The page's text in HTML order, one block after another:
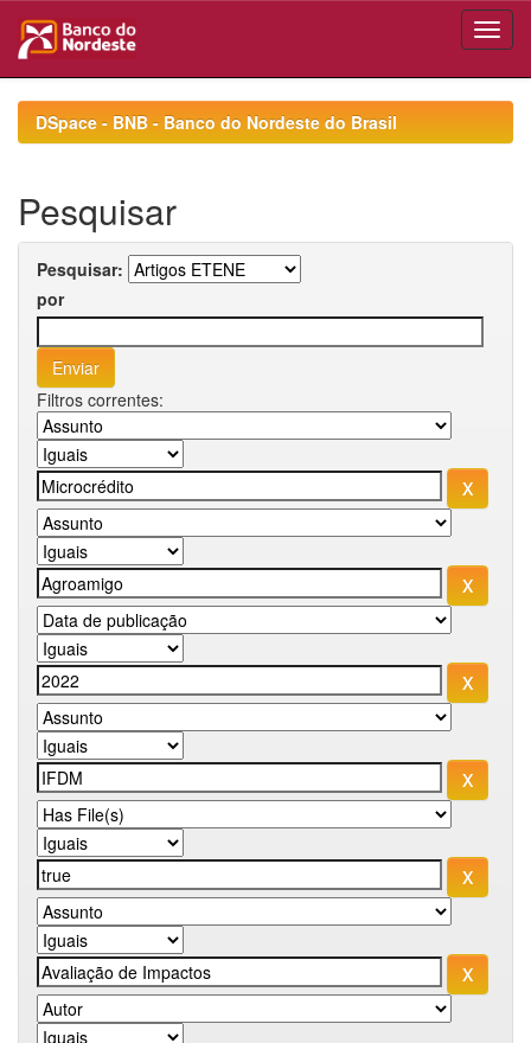
navigationDSpace - BNB - Banco do Nordeste do Brasil
Pesquisar
Pesquisar:
por
Filtros correntes: